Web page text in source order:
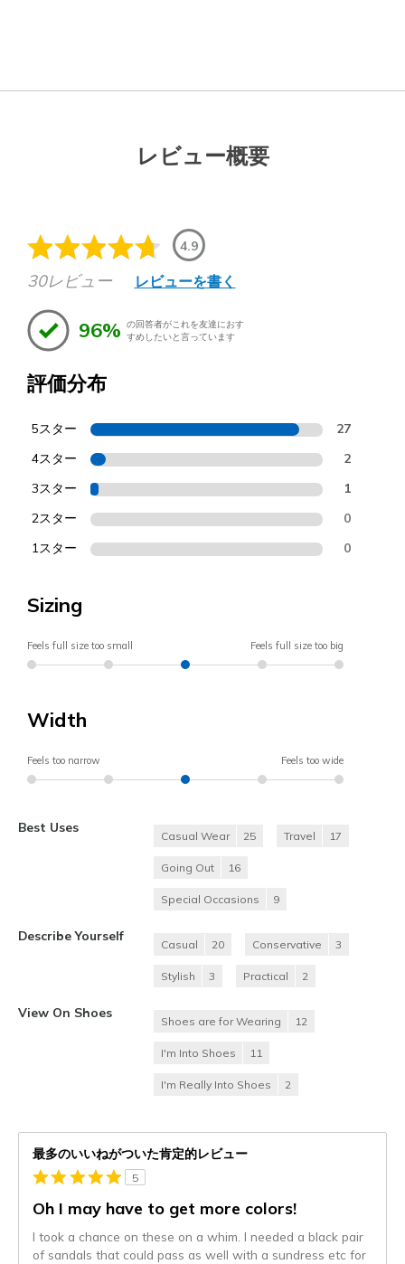
レビュー概要
4.9
30レビュー レビューを書く
96% の回答者がこれを友達におす
すめしたいと言っています
評価分布
5スター 27
4スター 2
3スター 1
2スター 0
1スター 0
Sizing
Feels full size too small Feels full size too big
Width
Feels too narrow Feels too wide
Best Uses
Casual Wear 25 Travel 17
Going Out 16
Special Occasions 9
Describe Yourself
Casual 20 Conservative 3
Stylish 3 Practical 2
View On Shoes
Shoes are for Wearing 12
I'm Into Shoes 11
I'm Really Into Shoes 2
最多のいいねがついた肯定的レビュー
5
Oh I may have to get more colors!
I took a chance on these on a whim. I needed a black pair
of sandals that could pass as well with a sundress etc for